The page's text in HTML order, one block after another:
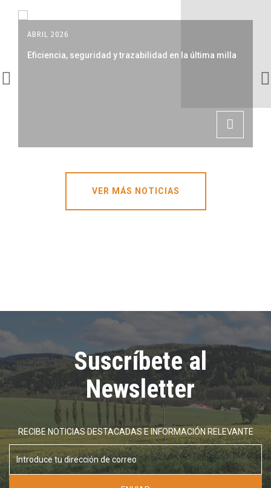
ABRIL 2026
Eficiencia, seguridad y trazabilidad en la última milla
VER MÁS NOTICIAS
Suscríbete al
Newsletter
RECIBE NOTICIAS DESTACADAS E INFORMACIÓN RELEVANTE